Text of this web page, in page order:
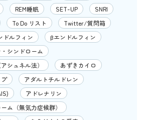
REM睡眠 SET-UP
SNRI
To Do リスト
Twitter/質問箱
ドルフィン
βエンドルフィン
シンドローム
シュネル法）
あずきカイロ
アダルトチルドレン
アドレナリン
ム（無気力症候群）